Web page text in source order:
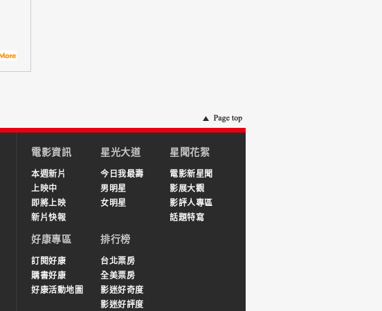
電影資訊
本週新片
上映中
即將上映
新片快報
星光大道
今日我最壽
男明星
女明星
星聞花絮
電影新星聞
影展大觀
影評人專區
話題特寫
好康專區
訂閱好康
購書好康
好康活動地圖
排行榜
台北票房
全美票房
影迷好奇度
影迷好評度